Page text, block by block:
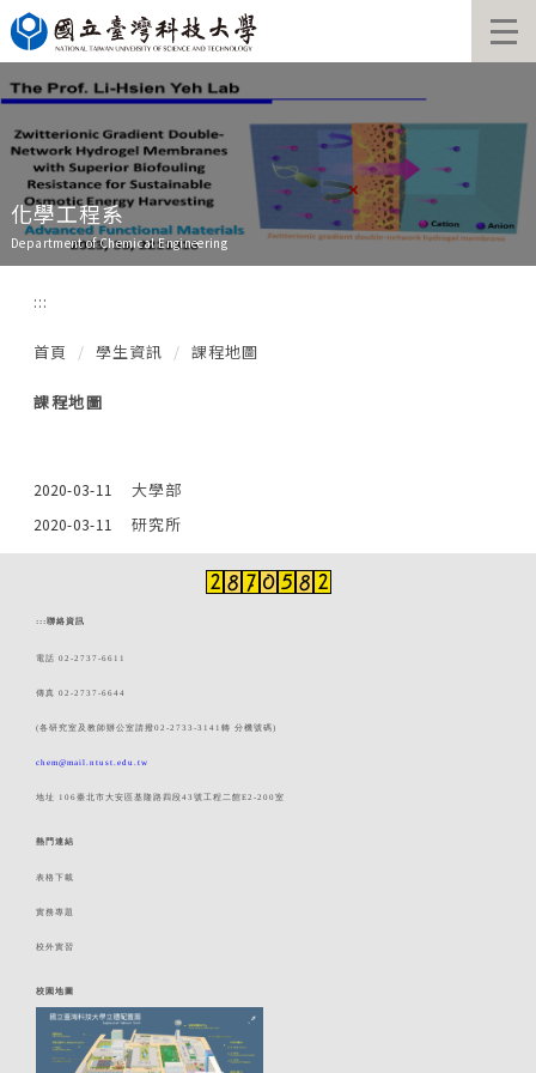
跳
到
主
要
內
容
區
化學工程系
Department of Chemical Engineering
:::
首頁 學生資訊 課程地圖
課程地圖
2020-03-11 大學部
2020-03-11 研究所
::: 聯絡資訊
電話 02-2737-6611
傳真 02-2737-6644
(各研究室及教師辦公室請撥02-2733-3141轉 分機號碼)
chem@mail.ntust.edu.tw
地址 106臺北市大安區基隆路四段43號工程二館E2-200室
熱門連結
表格下載
實務專題
校外實習
校園地圖